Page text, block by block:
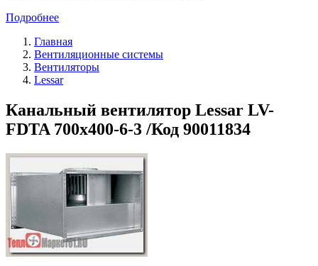
Подробнее
Главная
Вентиляционные системы
Вентиляторы
Lessar
Канальный вентилятор Lessar LV-
FDTA 700x400-6-3 /Код 90011834